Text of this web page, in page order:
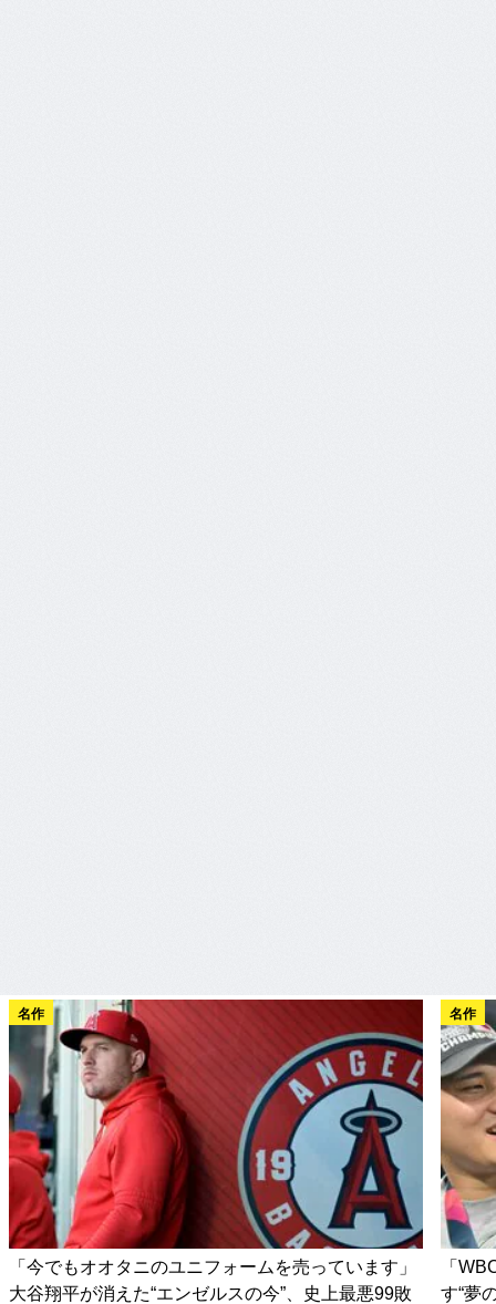
名作
「今でもオオタニのユニフォームを売っています」
大谷翔平が消えた“エンゼルスの今”、史上最悪99敗
名作
「
す“夢